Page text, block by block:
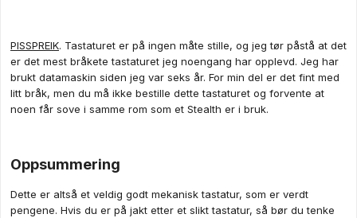
PISSPREIK. Tastaturet er på ingen måte stille, og jeg tør påstå at det
er det mest bråkete tastaturet jeg noengang har opplevd. Jeg har
brukt datamaskin siden jeg var seks år. For min del er det fint med
litt bråk, men du må ikke bestille dette tastaturet og forvente at
noen får sove i samme rom som et Stealth er i bruk.
Oppsummering
Dette er altså et veldig godt mekanisk tastatur, som er verdt
pengene. Hvis du er på jakt etter et slikt tastatur, så bør du tenke